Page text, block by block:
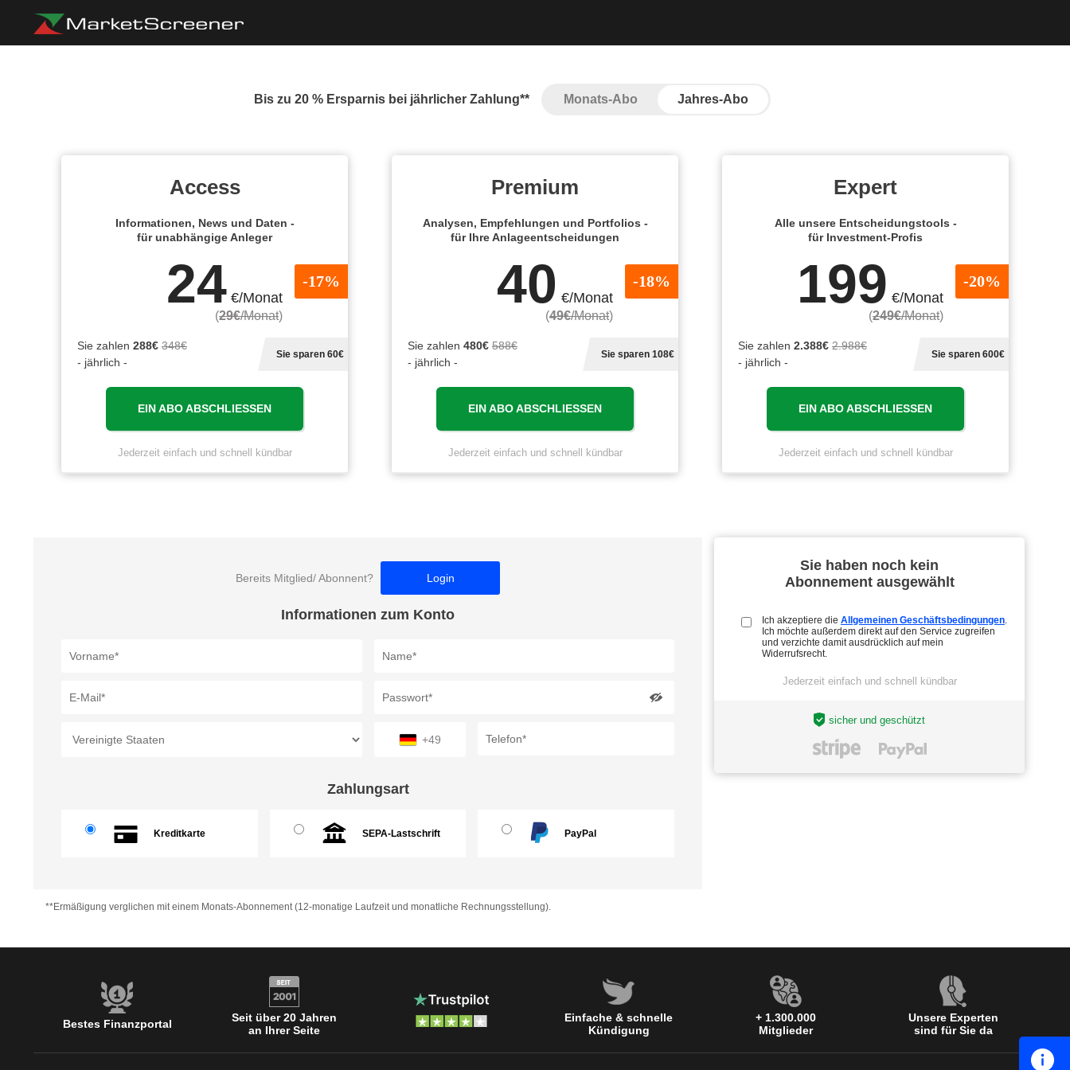
Bis zu 20 % Ersparnis bei jährlicher Zahlung** Monats-Abo Jahres-Abo
Access
Informationen, News und Daten -
für unabhängige Anleger
24 €/Monat
(29€/Monat)
-17%
Sie zahlen 288€ 348€
- jährlich -
Sie sparen 60€
EIN ABO ABSCHLIESSEN
Jederzeit einfach und schnell kündbar
Premium
Analysen, Empfehlungen und Portfolios -
für Ihre Anlageentscheidungen
40 €/Monat
(49€/Monat)
-18%
Sie zahlen 480€ 588€
- jährlich -
Sie sparen 108€
EIN ABO ABSCHLIESSEN
Jederzeit einfach und schnell kündbar
Expert
Alle unsere Entscheidungstools -
für Investment-Profis
199 €/Monat
(249€/Monat)
-20%
Sie zahlen 2.388€ 2.988€
- jährlich -
Sie sparen 600€
EIN ABO ABSCHLIESSEN
Jederzeit einfach und schnell kündbar
Bereits Mitglied/ Abonnent? Login
Informationen zum Konto
+49
Zahlungsart
Kreditkarte SEPA-Lastschrift PayPal
Sie haben noch kein
Abonnement ausgewählt
Ich akzeptiere die Allgemeinen Geschäftsbedingungen.
Ich möchte außerdem direkt auf den Service zugreifen
und verzichte damit ausdrücklich auf mein
Widerrufsrecht.
Jederzeit einfach und schnell kündbar
sicher und geschützt
**Ermäßigung verglichen mit einem Monats-Abonnement (12-monatige Laufzeit und monatliche Rechnungsstellung).
Bestes Finanzportal
Seit über 20 Jahren
an Ihrer Seite
+ 1.300.000
Mitglieder
Einfache & schnelle
Kündigung
Unsere Experten
sind für Sie da